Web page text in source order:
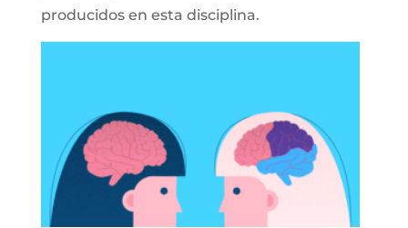
producidos en esta disciplina.